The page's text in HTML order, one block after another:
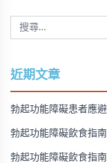
近期文章
勃起功能障礙患者應
勃起功能障礙飲食指
勃起功能障礙飲食指